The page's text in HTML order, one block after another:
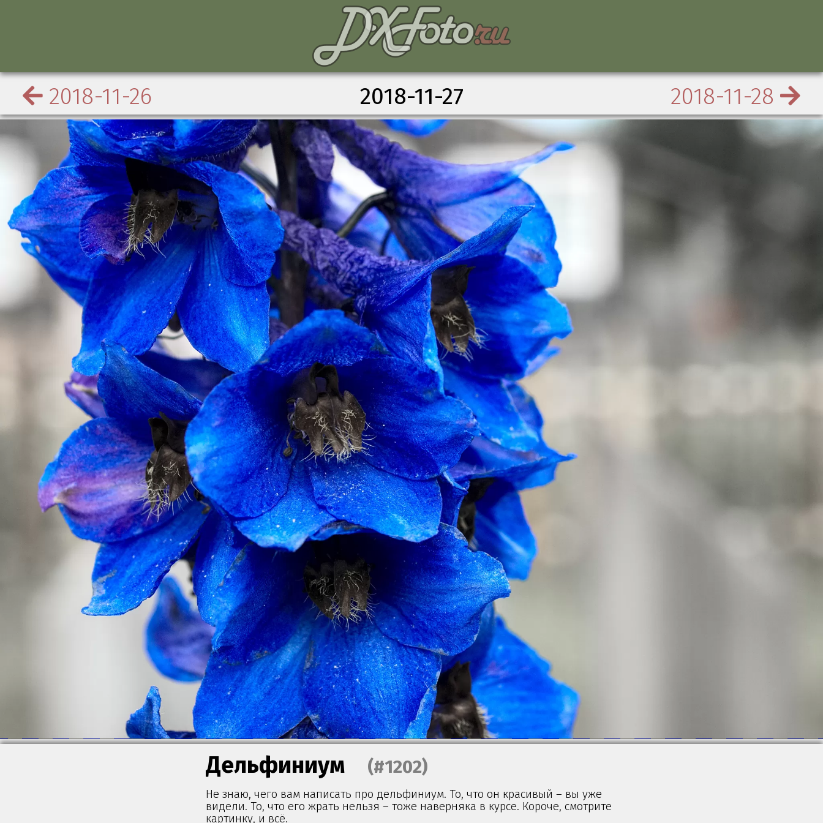
2018-11-26 2018-11-27 2018-11-28
Дельфиниум (#1202)
Не знаю, чего вам написать про дельфиниум. То, что он красивый – вы уже
видели. То, что его жрать нельзя – тоже наверняка в курсе. Короче, смотрите
картинку, и всё.